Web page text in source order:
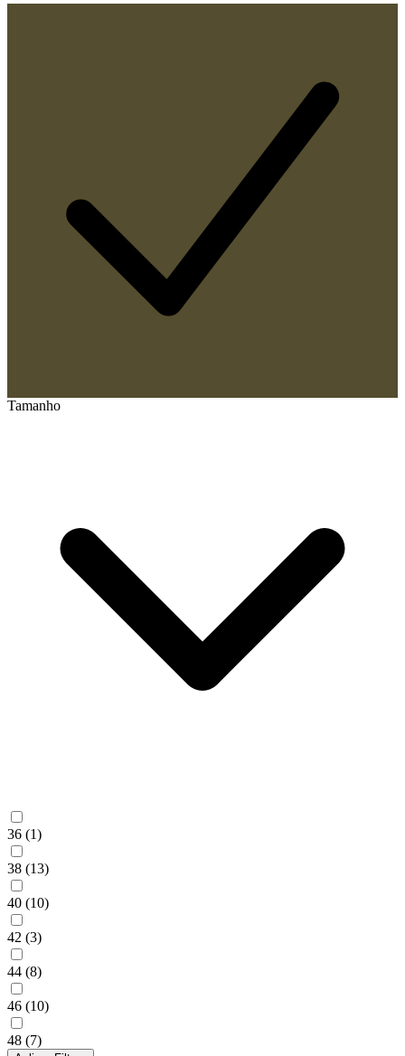
Tamanho
36 (1)
38 (13)
40 (10)
42 (3)
44 (8)
46 (10)
48 (7)